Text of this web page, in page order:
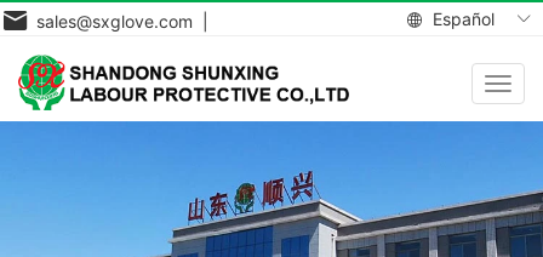
Español
sales@sxglove.com |